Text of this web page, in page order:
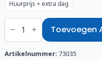
Huurprijs + extra dag
Abraham
op
met
bierpul
Toevoegen
Artikelnummer: 73035